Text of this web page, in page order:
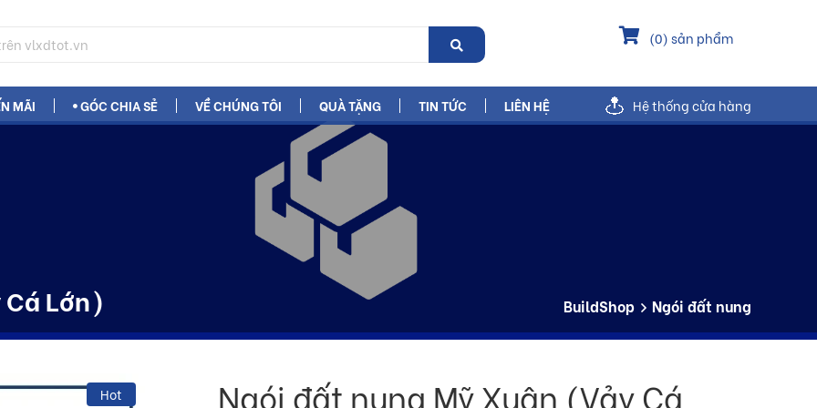
(0) sản phẩm
MÃI GÓC CHIA SẺ VỀ CHÚNG TÔI QUÀ TẶNG TIN TỨC LIÊN HỆ Hệ thống cửa hàng
Lớn) BuildShop Ngói đất nung
Hot
Ngói đất nung Mỹ Xuân (Vảy Cá